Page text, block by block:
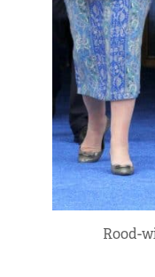
Rood-